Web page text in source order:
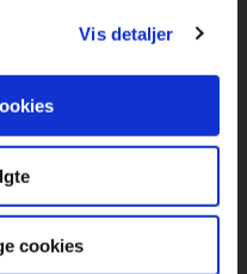
Vis detaljer
cookies